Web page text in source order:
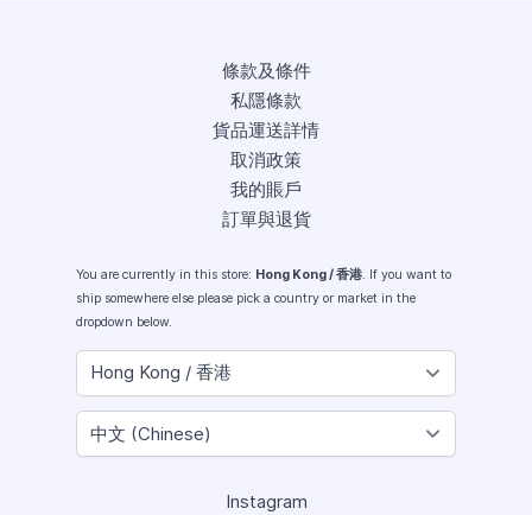
條款及條件
私隱條款
貨品運送詳情
取消政策
我的賬戶
訂單與退貨
You are currently in this store: Hong Kong / 香港. If you want to
ship somewhere else please pick a country or market in the
dropdown below.
Instagram